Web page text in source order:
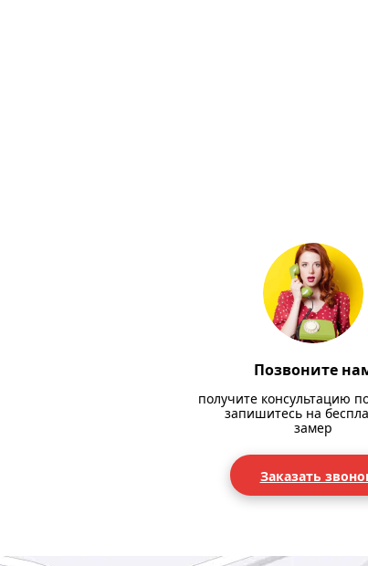
Позвоните
получите консультацию
запишитесь на
замер
Заказать